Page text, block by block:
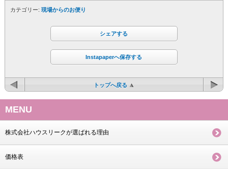
カテゴリー: 現場からのお便り
シェアする
Instapaperへ保存する
トップへ戻る
MENU
株式会社ハウスリークが選ばれる理由
価格表